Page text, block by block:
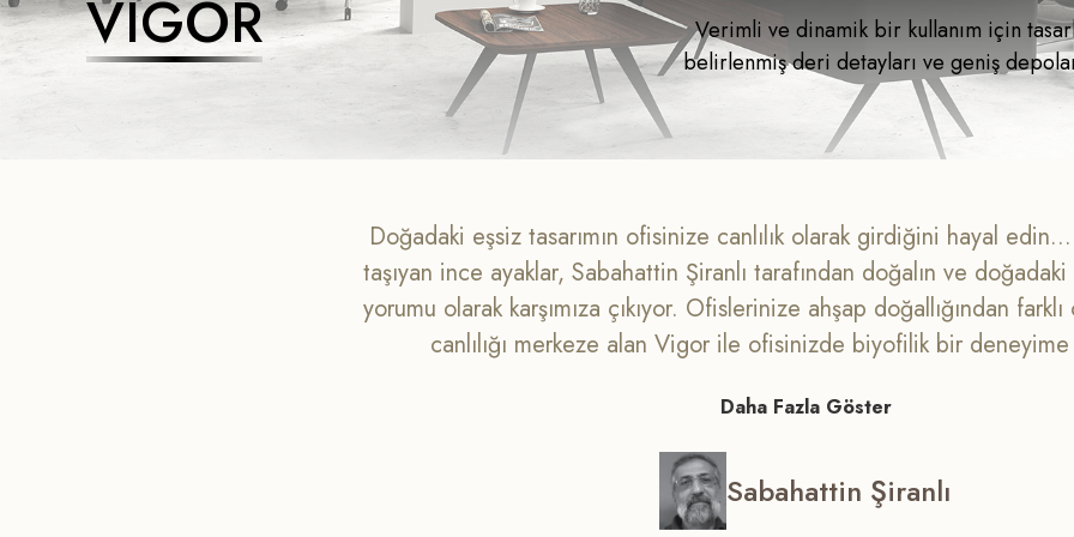
VIGOR
Verimli ve dinamik bir kullanım için
belirlenmiş deri detayları ve geniş
Sabahattin Şiranlı
Doğadaki eşsiz tasarımın ofisinize canlılık olarak girdiğini hayal
taşıyan ince ayaklar, Sabahattin Şiranlı tarafından doğalın ve doğadaki
yorumu olarak karşımıza çıkıyor. Ofislerinize ahşap doğallığından
canlılığı merkeze alan Vigor ile ofisinizde biyofilik bir deneyime
Daha Fazla Göster